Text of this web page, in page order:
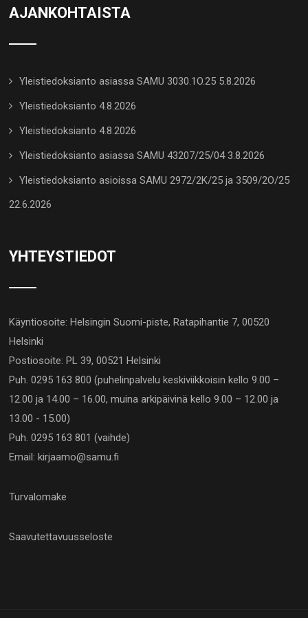
AJANKOHTAISTA
Yleistiedoksianto asiassa SAMU 3030.1O.25 5.8.2026
Yleistiedoksianto 4.8.2026
Yleistiedoksianto 4.8.2026
Yleistiedoksianto asiassa SAMU 43207/25/04 3.8.2026
Yleistiedoksianto asioissa SAMU 2972/2K/25 ja 3509/2O/25
22.6.2026
YHTEYSTIEDOT
Käyntiosoite: Helsingin Suomi-piste, Ratapihantie 7, 00520
Helsinki
Postiosoite: PL 39, 00521 Helsinki
Puh. 0295 163 800 (puhelinpalvelu keskiviikkoisin kello 9.00 –
12.00 ja 14.00 – 16.00, muina arkipäivinä kello 9.00 – 12.00 ja
13.00 - 15.00)
Puh. 0295 163 801 (vaihde)
Email: kirjaamo@samu.fi
Turvalomake
Saavutettavuusseloste